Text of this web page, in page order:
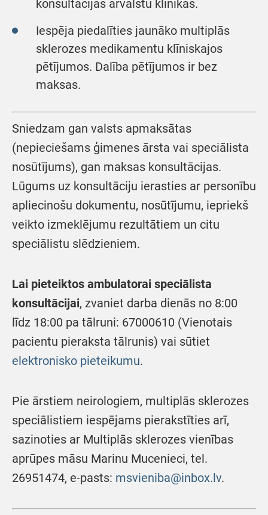
konsultācijas ārvalstu klīnikās.
Iespēja piedalīties jaunāko multiplās
sklerozes medikamentu klīniskajos
pētījumos. Dalība pētījumos ir bez
maksas.
Sniedzam gan valsts apmaksātas
(nepieciešams ģimenes ārsta vai speciālista
nosūtījums), gan maksas konsultācijas.
Lūgums uz konsultāciju ierasties ar personību
apliecinošu dokumentu, nosūtījumu, iepriekš
veikto izmeklējumu rezultātiem un citu
speciālistu slēdzieniem.
Lai pieteiktos ambulatorai speciālista
konsultācijai, zvaniet darba dienās no 8:00
līdz 18:00 pa tālruni: 67000610 (Vienotais
pacientu pieraksta tālrunis) vai sūtiet
elektronisko pieteikumu.
Pie ārstiem neirologiem, multiplās sklerozes
speciālistiem iespējams pierakstīties arī,
sazinoties ar Multiplās sklerozes vienības
aprūpes māsu Marinu Mucenieci, tel.
26951474, e-pasts: msvieniba@inbox.lv.